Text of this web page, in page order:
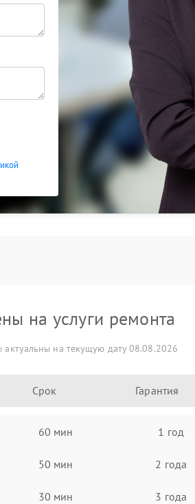
на услуги ремонта
актуальны на текущую дату 08.08.2026
Срок Гарантия
60 мин 1 год
50 мин 2 года
30 мин 3 года